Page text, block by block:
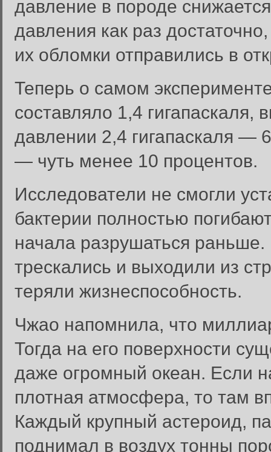
давление в породе
давления как раз
их обломки отправились в
Теперь о самом
составляло 1,4
давлении 2,4 гигапаскаля —
— чуть менее 10 процентов.
Исследователи не смогли
бактерии полностью
начала разрушаться
трескались и выходили из
теряли жизнеспособность.
Чжао напомнила, что
Тогда на его поверхности
даже огромный океан. Если
плотная атмосфера, то там
Каждый крупный астероид,
поднимал в воздух тонны